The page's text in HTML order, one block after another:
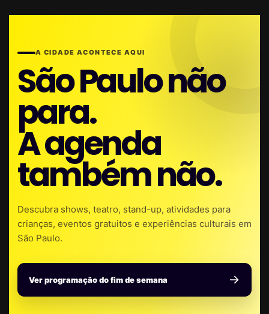
A CIDADE ACONTECE AQUI
São Paulo não
para.
A agenda
também não.
Descubra shows, teatro, stand-up, atividades para
crianças, eventos gratuitos e experiências culturais em
São Paulo.
Ver programação do fim de semana